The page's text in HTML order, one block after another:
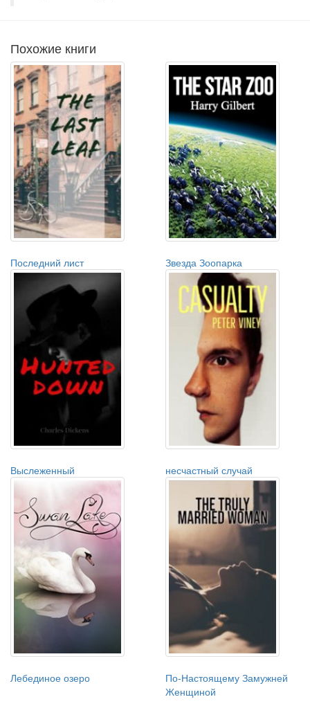
Похожие книги
Последний лист Звезда Зоопарка
Выслеженный несчастный случай
Лебединое озеро
По-Настоящему Замужней
Женщиной